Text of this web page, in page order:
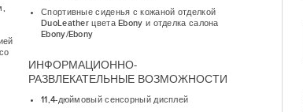
Спортивные сиденья с кожаной отделкой
DuoLeather цвета Ebony и отделка салона
Ebony/Ebony
ИНФОРМАЦИОННО-
РАЗВЛЕКАТЕЛЬНЫЕ ВОЗМОЖНОСТИ
11,4-дюймовый сенсорный дисплей